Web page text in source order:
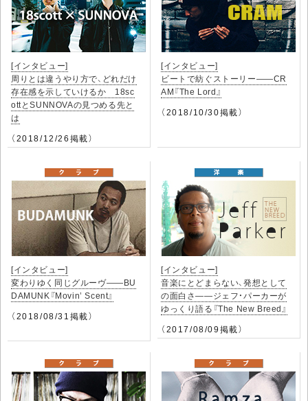
[インタビュー]
周りとは違うやり方で、どれだけ
存在感を示していけるか 18sc
ottとSUNNOVAの見つめる先と
は
（2018/12/26掲載）
[インタビュー]
ビートで紡ぐストーリー――CR
AM『The Lord』
（2018/10/30掲載）
[インタビュー]
変わりゆく同じグルーヴ――BU
DAMUNK『Movin’ Scent』
（2018/08/31掲載）
[インタビュー]
音楽にとどまらない、発想として
の面白さ――ジェフ・パーカーが
ゆっくり語る『The New Breed』
（2017/08/09掲載）